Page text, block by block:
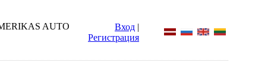
Вход |
Регистрация